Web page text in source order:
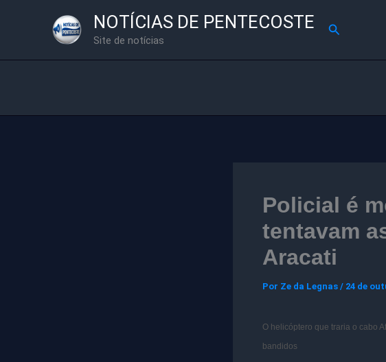
NOTÍCIAS DE PENTECOSTE
Site de notícias
Pesquisar
Policial é
tentavam
Aracati
Por Ze da Legnas / 24 de
O helicóptero que traria o cabo
bandidos